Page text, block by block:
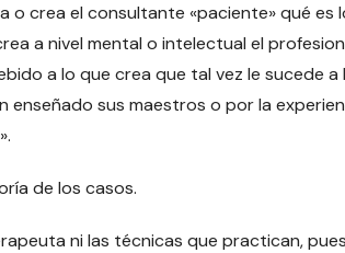
o crea el consultante «paciente» qué es
a nivel mental o intelectual el
a lo que crea que tal vez le sucede a
enseñado sus maestros o por la
de los casos.
ni las técnicas que practican,